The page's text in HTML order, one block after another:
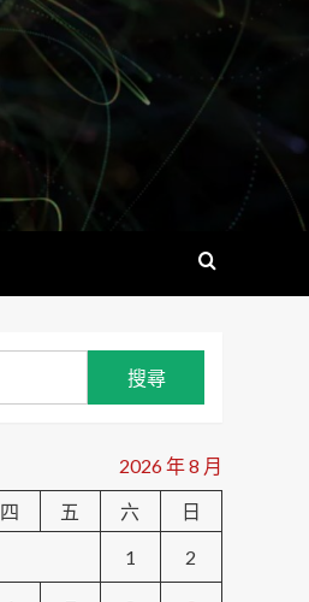
2026 年 8 月
四 五 六
日
1
2